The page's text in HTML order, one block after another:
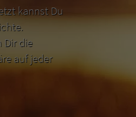
kannst Du
Dir die
auf jeder